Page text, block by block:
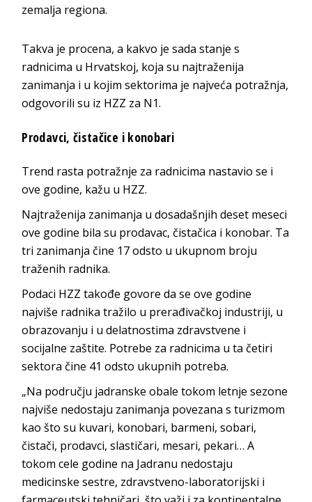
zemalja regiona.
Takva je procena, a kakvo je sada stanje s
radnicima u Hrvatskoj, koja su najtraženija
zanimanja i u kojim sektorima je najveća potražnja,
odgovorili su iz HZZ za N1.
Prodavci, čistačice i konobari
Trend rasta potražnje za radnicima nastavio se i
ove godine, kažu u HZZ.
Najtraženija zanimanja u dosadašnjih deset meseci
ove godine bila su prodavac, čistačica i konobar. Ta
tri zanimanja čine 17 odsto u ukupnom broju
traženih radnika.
Podaci HZZ takođe govore da se ove godine
najviše radnika tražilo u prerađivačkoj industriji, u
obrazovanju i u delatnostima zdravstvene i
socijalne zaštite. Potrebe za radnicima u ta četiri
sektora čine 41 odsto ukupnih potreba.
„Na području jadranske obale tokom letnje sezone
najviše nedostaju zanimanja povezana s turizmom
kao što su kuvari, konobari, barmeni, sobari,
čistači, prodavci, slastičari, mesari, pekari… A
tokom cele godine na Jadranu nedostaju
medicinske sestre, zdravstveno-laboratorijski i